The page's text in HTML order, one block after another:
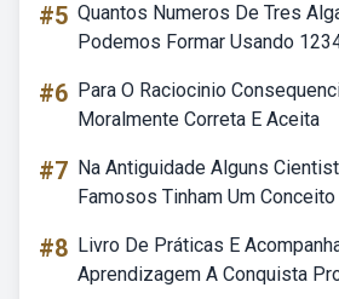
#5 Quantos Numeros De Tres
Podemos Formar Usando
#6 Para O Raciocinio
Moralmente Correta E Aceita
#7 Na Antiguidade Alguns
Famosos Tinham Um Conceito
#8 Livro De Práticas E
Aprendizagem A Conquista